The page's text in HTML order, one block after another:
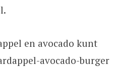
en avocado kunt
avocado-burger